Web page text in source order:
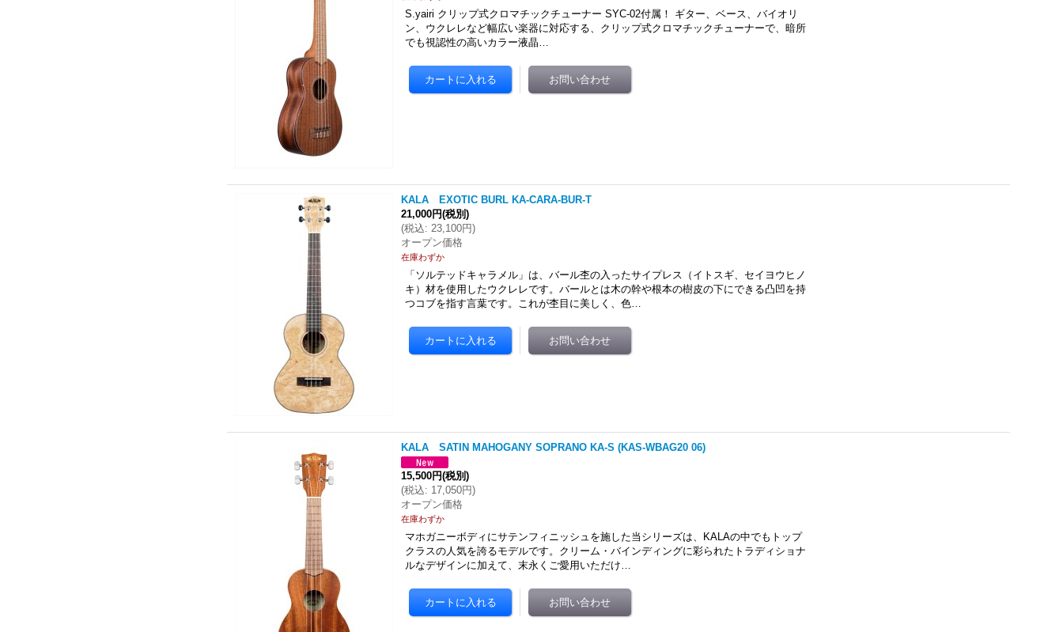
S.yairi クリップ式クロマチックチューナー SYC-02付属！ ギター、ベース、バイオリ
ン、ウクレレなど幅広い楽器に対応する、クリップ式クロマチックチューナーで、暗所
でも視認性の高いカラー液晶…
KALA EXOTIC BURL KA-CARA-BUR-T
21,000円(税別)
(税込: 23,100円)
オープン価格
在庫わずか
「ソルテッドキャラメル」は、バール杢の入ったサイプレス（イトスギ、セイヨウヒノ
キ）材を使用したウクレレです。バールとは木の幹や根本の樹皮の下にできる凸凹を持
つコブを指す言葉です。これが杢目に美しく、色…
KALA SATIN MAHOGANY SOPRANO KA-S (KAS-WBAG20 06)
15,500円(税別)
(税込: 17,050円)
オープン価格
在庫わずか
マホガニーボディにサテンフィニッシュを施した当シリーズは、KALAの中でもトップ
クラスの人気を誇るモデルです。クリーム・バインディングに彩られたトラディショナ
ルなデザインに加えて、末永くご愛用いただけ…